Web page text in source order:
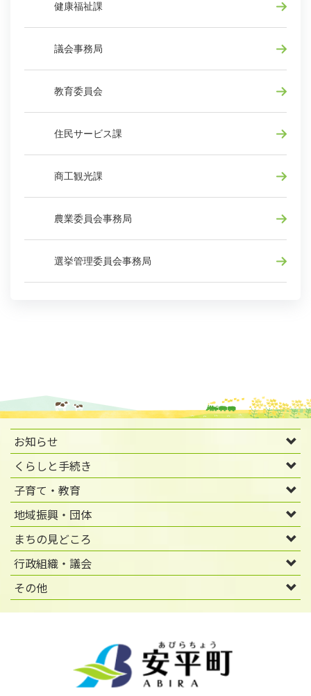
健康福祉課
議会事務局
教育委員会
住民サービス課
商工観光課
農業委員会事務局
選挙管理委員会事務局
お知らせ
くらしと手続き
子育て・教育
地域振興・団体
まちの見どころ
行政組織・議会
その他